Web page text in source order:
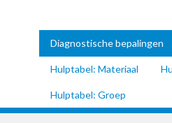
Diagnostische bepalingen
Hulptabel: Materiaal
Hulptabel: Groep